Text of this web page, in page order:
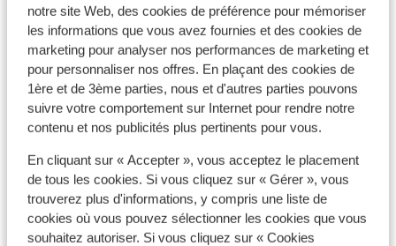
notre site Web, des cookies de préférence pour mémoriser
les informations que vous avez fournies et des cookies de
marketing pour analyser nos performances de marketing et
pour personnaliser nos offres. En plaçant des cookies de
1ère et de 3ème parties, nous et d'autres parties pouvons
suivre votre comportement sur Internet pour rendre notre
contenu et nos publicités plus pertinents pour vous.
En cliquant sur « Accepter », vous acceptez le placement
de tous les cookies. Si vous cliquez sur « Gérer », vous
trouverez plus d'informations, y compris une liste de
cookies où vous pouvez sélectionner les cookies que vous
souhaitez autoriser. Si vous cliquez sur « Cookies
Bio Beach Boutique Hôtel - Réservé aux adultes
Hôtel Petra Mare
Appartements Iperion Beach
Hôtel Palazzo Greco Boutique
Hôtel Happy Cretan Suites